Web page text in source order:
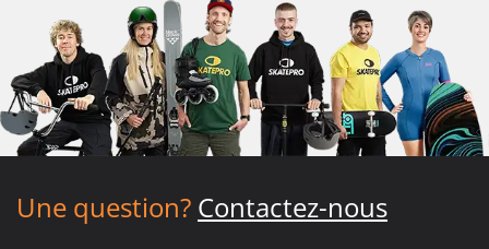
Une question? Contactez-nous